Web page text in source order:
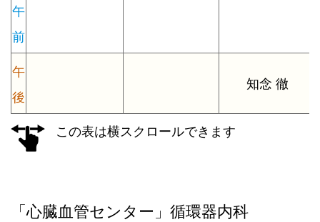
午
前
午
後
知念 徹
この表は横スクロールできます
「心臓血管センター」循環器内科